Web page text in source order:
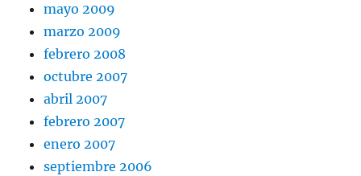
mayo 2009
marzo 2009
febrero 2008
octubre 2007
abril 2007
febrero 2007
enero 2007
septiembre 2006